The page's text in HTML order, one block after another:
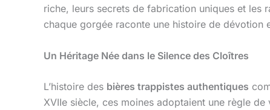
riche, leurs secrets de fabrication uniques et les
chaque gorgée raconte une histoire de dévotion
Un Héritage Née dans le Silence des Cloîtres
L’histoire des bières trappistes authentiques
XVIIe siècle, ces moines adoptaient une règle